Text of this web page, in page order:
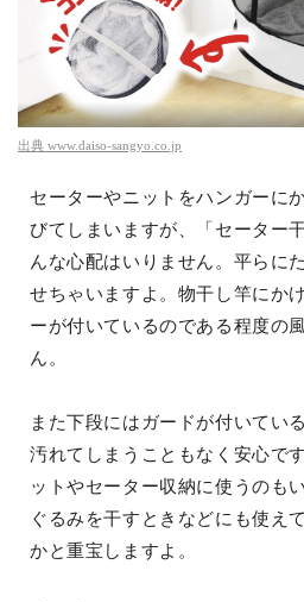
出典 www.daiso-sangyo.co.jp
セーターやニットをハンガーに
びてしまいますが、「セーター
んな心配はいりません。平らに
せちゃいますよ。物干し竿にか
ーが付いているのである程度の
ん。
また下段にはガードが付いてい
汚れてしまうこともなく安心で
ットやセーター収納に使うのも
ぐるみを干すときなどにも使え
かと重宝しますよ。